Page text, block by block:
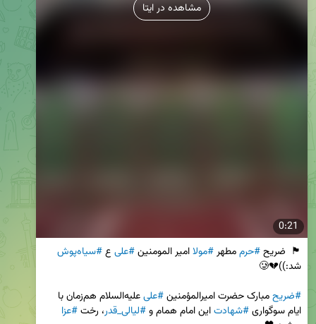
0:21
مشاهده در ایتا
🏴  ضریح #حرم مطهر #مولا امیر المومنین #علی ع #سیاه‌پوش
#ضریح مبارک حضرت امیرالمؤمنین #علی
ایام سوگواری #شهادت این امام همام و #لیالی_قدر، رخت #عزا